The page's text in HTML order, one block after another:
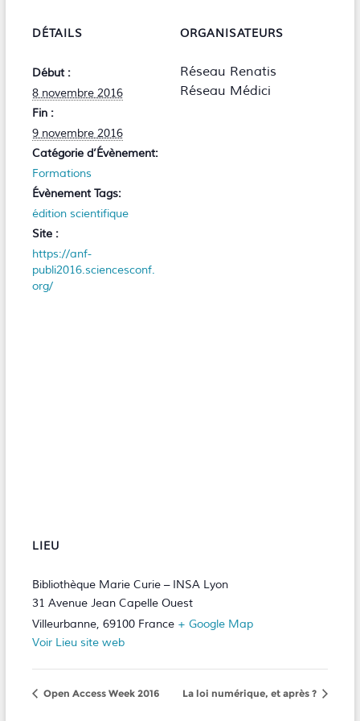
DÉTAILS
Début :
8 novembre 2016
Fin :
9 novembre 2016
Catégorie d’Évènement:
Formations
Évènement Tags:
édition scientifique
Site :
https://anf-
publi2016.sciencesconf.
org/
ORGANISATEURS
Réseau Renatis
Réseau Médici
LIEU
Bibliothèque Marie Curie – INSA Lyon
31 Avenue Jean Capelle Ouest
Villeurbanne, 69100 France + Google Map
Voir Lieu site web
Open Access Week 2016 La loi numérique, et après ?